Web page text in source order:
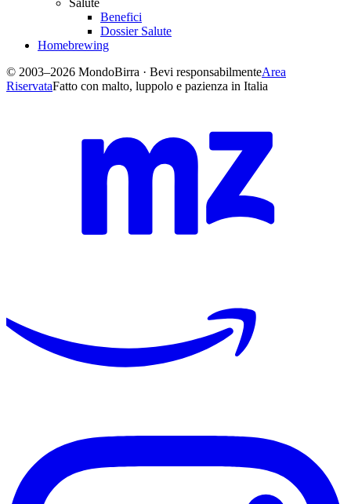
Salute
Benefici
Dossier Salute
Homebrewing
© 2003–2026 MondoBirra · Bevi responsabilmenteArea
RiservataFatto con malto, luppolo e pazienza in Italia